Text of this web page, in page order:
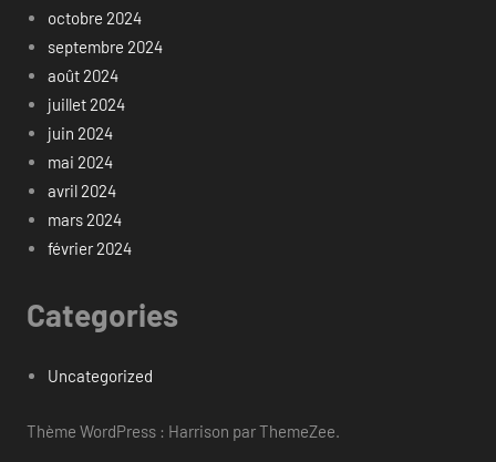
octobre 2024
septembre 2024
août 2024
juillet 2024
juin 2024
mai 2024
avril 2024
mars 2024
février 2024
Categories
Uncategorized
Thème WordPress : Harrison par ThemeZee.